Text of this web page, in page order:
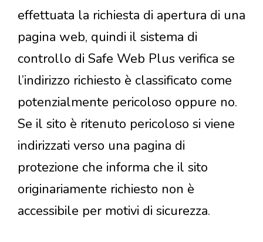
effettuata la richiesta di apertura di una
pagina web, quindi il sistema di
controllo di Safe Web Plus verifica se
l’indirizzo richiesto è classificato come
potenzialmente pericoloso oppure no.
Se il sito è ritenuto pericoloso si viene
indirizzati verso una pagina di
protezione che informa che il sito
originariamente richiesto non è
accessibile per motivi di sicurezza.